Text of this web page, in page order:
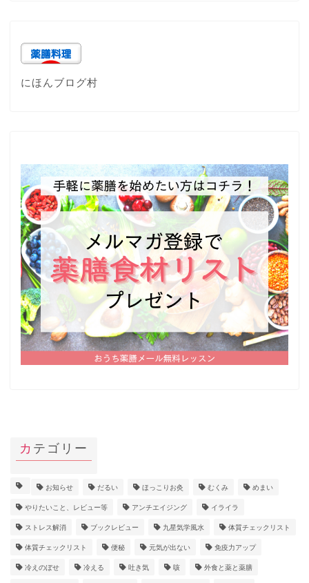
にほんブログ村
カテゴリー
お知らせ だるい ほっこりお灸 むくみ めまい
やりたいこと、レビュー等 アンチエイジング イライラ
ストレス解消 ブックレビュー 九星気学風水 体質チェックリスト
体質チェックリスト 便秘 元気が出ない 免疫力アップ
冷えのぼせ 冷える 吐き気 咳 外食と薬と薬膳